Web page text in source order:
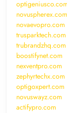
novuspherex.com
novaevopro.com
trusparktech.com
trubrandzhq.com
boostifynet.com
nexventpro.com
zephyrtechx.com
optigoxpert.com
novuswayz.com
actifypro.com